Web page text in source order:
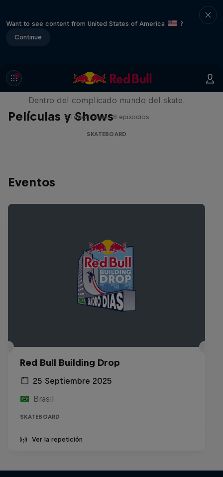
Want to see content from United States of America
?
Continue
Películas y Shows
Pushing Forward
Dentro del complicado mundo del skate.
2 Temporadas · 8 episodios
SKATEBOARD
Eventos
Red Bull Building Drop
25 Septiembre 2025
Brasil
SKATEBOARD
Ver la repetición